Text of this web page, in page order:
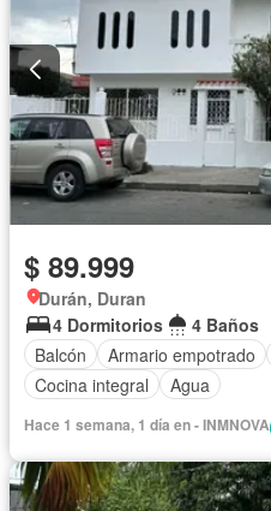
$ 89.999
Durán, Duran
4 Dormitorios
4 Baños
Balcón
Armario empotrado
Cocina integral
Agua
Hace 1 semana, 1 día en - INMNOVA